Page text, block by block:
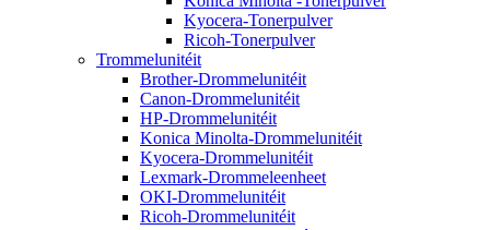
Kyocera-Tonerpulver
Ricoh-Tonerpulver
Trommelunitéit
Brother-Drommelunitéit
Canon-Drommelunitéit
HP-Drommelunitéit
Konica Minolta-Drommelunitéit
Kyocera-Drommelunitéit
Lexmark-Drommeleenheet
OKI-Drommelunitéit
Ricoh-Drommelunitéit